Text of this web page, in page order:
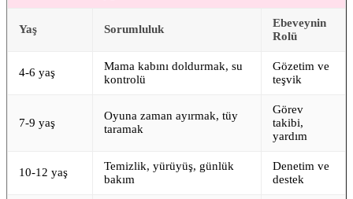
Yaş Sorumluluk
Ebeveynin
Rolü
4-6 yaş
Mama kabını doldurmak, su
kontrolü
Gözetim ve
teşvik
7-9 yaş
Oyuna zaman ayırmak, tüy
taramak
Görev
takibi,
yardım
10-12 yaş
Temizlik, yürüyüş, günlük
bakım
Denetim ve
destek